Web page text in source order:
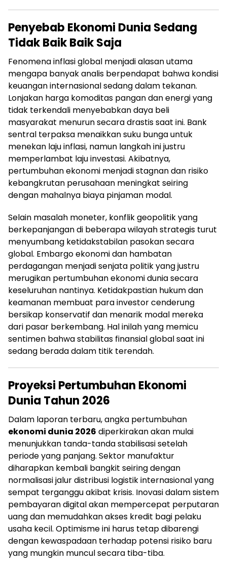
Penyebab Ekonomi Dunia Sedang
Tidak Baik Baik Saja
Fenomena inflasi global menjadi alasan utama
mengapa banyak analis berpendapat bahwa kondisi
keuangan internasional sedang dalam tekanan.
Lonjakan harga komoditas pangan dan energi yang
tidak terkendali menyebabkan daya beli
masyarakat menurun secara drastis saat ini. Bank
sentral terpaksa menaikkan suku bunga untuk
menekan laju inflasi, namun langkah ini justru
memperlambat laju investasi. Akibatnya,
pertumbuhan ekonomi menjadi stagnan dan risiko
kebangkrutan perusahaan meningkat seiring
dengan mahalnya biaya pinjaman modal.
Selain masalah moneter, konflik geopolitik yang
berkepanjangan di beberapa wilayah strategis turut
menyumbang ketidakstabilan pasokan secara
global. Embargo ekonomi dan hambatan
perdagangan menjadi senjata politik yang justru
merugikan pertumbuhan ekonomi dunia secara
keseluruhan nantinya. Ketidakpastian hukum dan
keamanan membuat para investor cenderung
bersikap konservatif dan menarik modal mereka
dari pasar berkembang. Hal inilah yang memicu
sentimen bahwa stabilitas finansial global saat ini
sedang berada dalam titik terendah.
Proyeksi Pertumbuhan Ekonomi
Dunia Tahun 2026
Dalam laporan terbaru, angka pertumbuhan
ekonomi dunia 2026 diperkirakan akan mulai
menunjukkan tanda-tanda stabilisasi setelah
periode yang panjang. Sektor manufaktur
diharapkan kembali bangkit seiring dengan
normalisasi jalur distribusi logistik internasional yang
sempat terganggu akibat krisis. Inovasi dalam sistem
pembayaran digital akan mempercepat perputaran
uang dan memudahkan akses kredit bagi pelaku
usaha kecil. Optimisme ini harus tetap dibarengi
dengan kewaspadaan terhadap potensi risiko baru
yang mungkin muncul secara tiba-tiba.